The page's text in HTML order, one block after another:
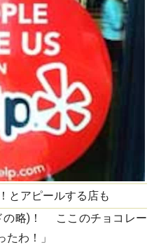
とアピールする店も
の略)！ ここのチョコレー
たわ！」